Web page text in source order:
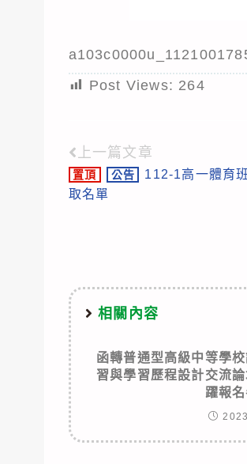
Post Views: 264
Read
more
上一篇文章
置頂 公告
112-1高一體育
取名單
相關內容
函轉普通型高級中等學
習與學習歷程設計交流
躍報名